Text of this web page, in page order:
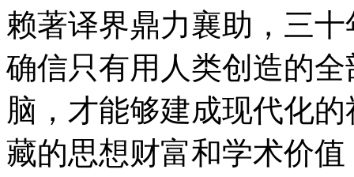
赖著译界鼎力襄助，三
确信只有用人类创造的
脑，才能够建成现代化
藏的思想财富和学术价